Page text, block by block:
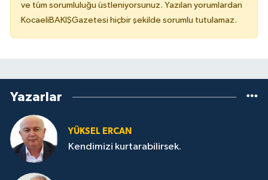
ve tüm sorumluluğu üstleniyorsunuz. Yazılan yorumlardan
KocaeliBAKIŞGazetesi hiçbir şekilde sorumlu tutulamaz.
Yazarlar
YÜKSEL ERCAN
Kendimizi kurtarabilirsek.